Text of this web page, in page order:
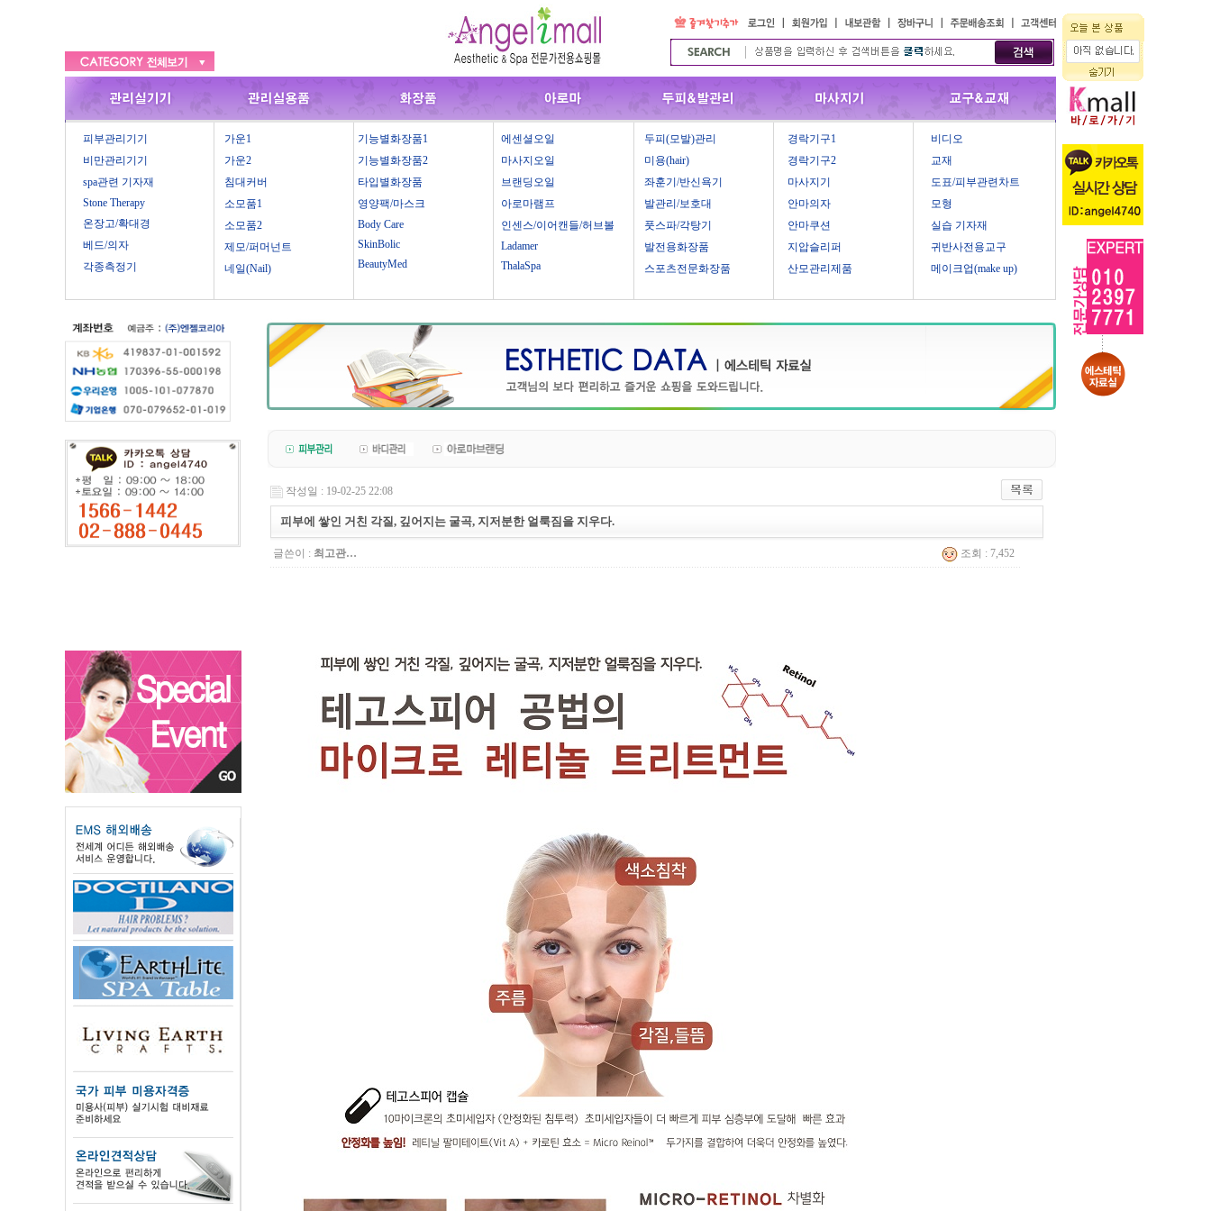
피부관리기기
비만관리기기
spa관련 기자재
Stone Therapy
온장고/확대경
베드/의자
각종측정기
가운1
가운2
침대커버
소모품1
소모품2
제모/퍼머넌트
네일(Nail)
기능별화장품1
기능별화장품2
타입별화장품
영양팩/마스크
Body Care
SkinBolic
BeautyMed
에센셜오일
마사지오일
브랜딩오일
아로마램프
인센스/이어캔들/허브볼
Ladamer
ThalaSpa
두피(모발)관리
미용(hair)
좌훈기/반신욕기
발관리/보호대
풋스파/각탕기
발전용화장품
스포츠전문화장품
경락기구1
경락기구2
마사지기
안마의자
안마쿠션
지압슬리퍼
산모관리제품
비디오
교재
도표/피부관련차트
모형
실습 기자재
귀반사전용교구
메이크업(make up)
작성일 : 19-02-25 22:08
피부에 쌓인 거친 각질, 깊어지는 굴곡, 지저분한 얼룩짐을 지우다.
글쓴이 : 최고관… 조회 : 7,452